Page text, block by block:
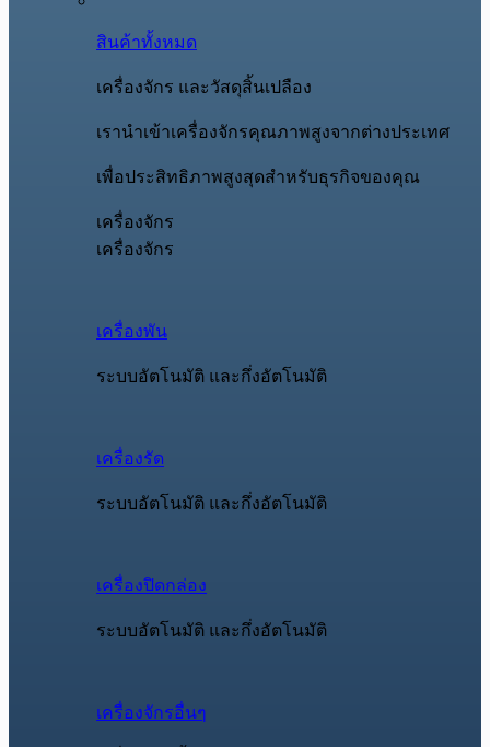
สินค้าทั้งหมด
เครื่องจักร และวัสดุสิ้นเปลือง
เรานำเข้าเครื่องจักรคุณภาพสูงจากต่างประเทศ
เพื่อประสิทธิภาพสูงสุดสำหรับธุรกิจของคุณ
เครื่องจักร
เครื่องจักร
เครื่องพัน
ระบบอัตโนมัติ และกึ่งอัตโนมัติ
เครื่องรัด
ระบบอัตโนมัติ และกึ่งอัตโนมัติ
เครื่องปิดกล่อง
ระบบอัตโนมัติ และกึ่งอัตโนมัติ
เครื่องจักรอื่นๆ